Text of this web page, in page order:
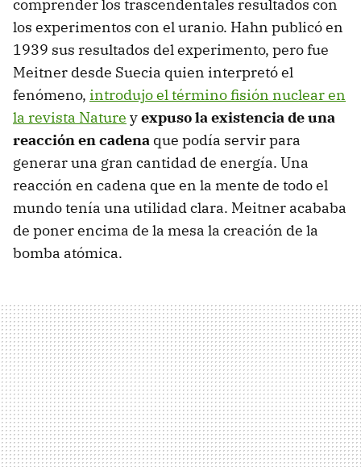
comprender los trascendentales resultados con
los experimentos con el uranio. Hahn publicó en
1939 sus resultados del experimento, pero fue
Meitner desde Suecia quien interpretó el
fenómeno, introdujo el término fisión nuclear en
la revista Nature yexpuso la existencia de una
reacción en cadena que podía servir para
generar una gran cantidad de energía. Una
reacción en cadena que en la mente de todo el
mundo tenía una utilidad clara. Meitner acababa
de poner encima de la mesa la creación de la
bomba atómica.